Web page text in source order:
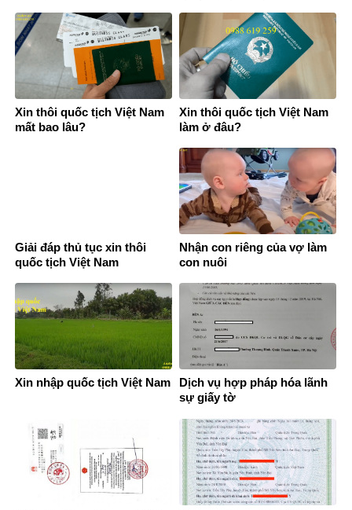
Xin thôi quốc tịch Việt Nam
mất bao lâu?
Xin thôi quốc tịch Việt Nam
làm ở đâu?
Giải đáp thủ tục xin thôi
quốc tịch Việt Nam
Nhận con riêng của vợ làm
con nuôi
Xin nhập quốc tịch Việt Nam
Dịch vụ hợp pháp hóa lãnh
sự giấy tờ